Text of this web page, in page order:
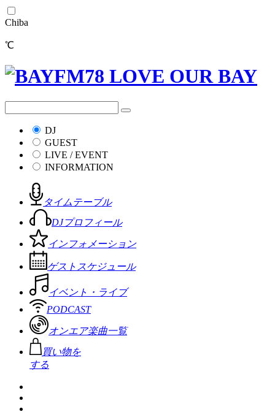
Chiba
℃
DJ
GUEST
LIVE / EVENT
INFORMATION
タイムテーブル
DJプロフィール
インフォメーション
ゲストスケジュール
イベント・ライブ
PODCAST
オンエア楽曲一覧
買い物を
する